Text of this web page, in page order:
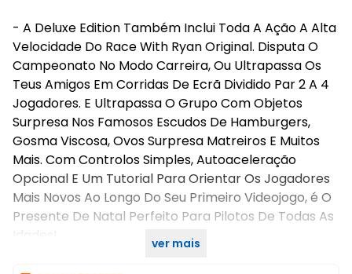
- A Deluxe Edition Também Inclui Toda A Ação A Alta
Velocidade Do Race With Ryan Original. Disputa O
Campeonato No Modo Carreira, Ou Ultrapassa Os
Teus Amigos Em Corridas De Ecrã Dividido Par 2 A 4
Jogadores. E Ultrapassa O Grupo Com Objetos
Surpresa Nos Famosos Escudos De Hamburgers,
Gosma Viscosa, Ovos Surpresa Matreiros E Muitos
Mais. Com Controlos Simples, Autoaceleração
Opcional E Um Tutorial Para Orientar Os Jogadores
Mais Novos Ao Longo Do Seu Primeiro Videojogo, é O
Presente De Natal Perfeito Para Pilotos De Todas As
Idades!
ver mais